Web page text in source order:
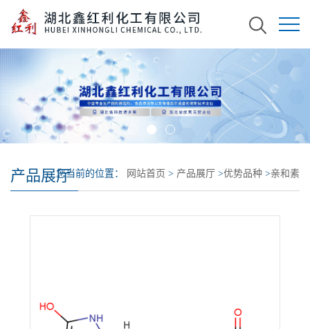
产品展厅您当前的位置： 网站首页 > 产品展厅 >优势品种 >亲和素